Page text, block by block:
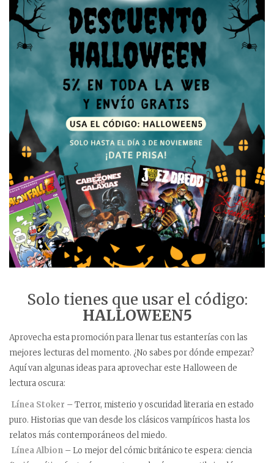
Solo tienes que usar el código:
HALLOWEEN5
Aprovecha esta promoción para llenar tus estanterías con las
mejores lecturas del momento. ¿No sabes por dónde empezar?
Aquí van algunas ideas para aprovechar este Halloween de
lectura oscura:
Línea Stoker – Terror, misterio y oscuridad literaria en estado
puro. Historias que van desde los clásicos vampíricos hasta los
relatos más contemporáneos del miedo.
Línea Albion – Lo mejor del cómic británico te espera: ciencia